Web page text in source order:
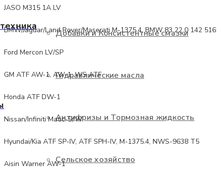
Добавки и Консистентные смазки
Гидравлические масла
Антифризы и Тормозная жидкость
Сельское хозяйство
JASO M315 1A LV
BMW/Jaguar/Land Rover/Maserati M-1375.4, BMW 83 22 0 142 516
Ford Mercon LV/SP
GM ATF AW-1, AW-1, WS ATF
Honda ATF DW-1
Nissan/Infiniti Matic-S/W
Hyundai/Kia ATF SP-IV, ATF SPH-IV, M-1375.4, NWS-9638 T5
Aisin Warner AW-1